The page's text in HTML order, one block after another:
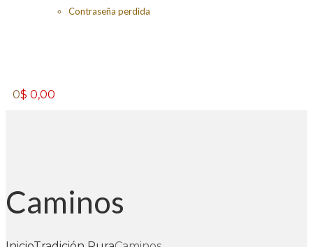
Contraseña perdida
0$ 0,00
Caminos
InicioTradición PuraCaminos